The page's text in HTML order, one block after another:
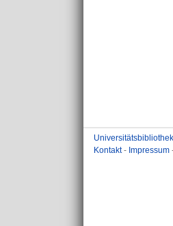
Kontakt- Impressum